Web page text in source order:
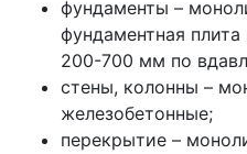
фундаменты –
фундаментная
200-700 мм по
стены, колонны –
железобетонные;
перекрытие –